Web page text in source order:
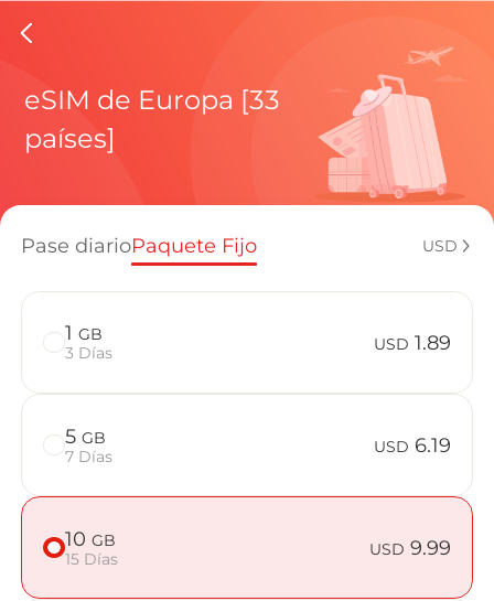
eSIMs
Planes
¿Cómo
Ventajas
Preguntas
eSIM de Europa [33
países]
Pase diarioPaquete Fijo USD
1 GB
3 Días
USD 1.89
5 GB
7 Días
USD 6.19
10 GB
15 Días
USD 9.99